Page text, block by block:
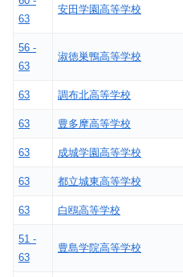
63
安田学園高等学校
56 -
63
淑徳巣鴨高等学校
63 調布北高等学校
63 豊多摩高等学校
63 成城学園高等学校
63 都立城東高等学校
63 白鴎高等学校
51 -
63
豊島学院高等学校